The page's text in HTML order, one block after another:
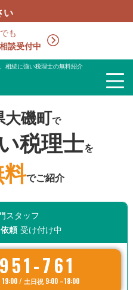
も
談受付中
相続に強い税理士の無料紹介
大磯町で
税理士を
でご紹介
スタッフ
頼 受け付け中
761
/ 土日祝 9:00 –18:00